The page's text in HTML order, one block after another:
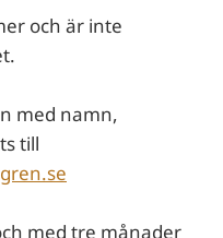
och är inte
med namn,
till
med tre månader